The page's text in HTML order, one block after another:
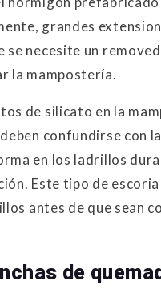
grandes
se necesite un
la mampostería.
de silicato en la
confundirse con
en los ladrillos
Este tipo de
antes de que sean
de